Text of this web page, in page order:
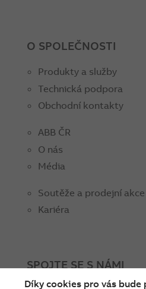
O SPOLEČNOSTI
Produkty a služby
Technická podpora
Obchodní kontakty
ABB ČR
O nás
Média
Soutěže a prodejní akce
Kariéra
SPOJTE SE S NÁMI
Díky cookies pro vás